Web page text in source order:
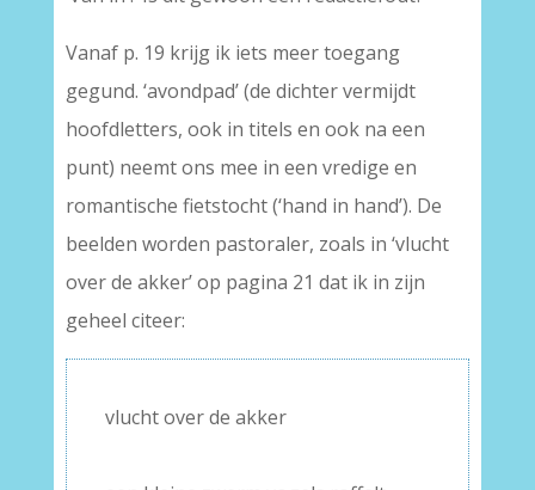
Vanaf p. 19 krijg ik iets meer toegang
gegund. ‘avondpad’ (de dichter vermijdt
hoofdletters, ook in titels en ook na een
punt) neemt ons mee in een vredige en
romantische fietstocht (‘hand in hand’). De
beelden worden pastoraler, zoals in ‘vlucht
over de akker’ op pagina 21 dat ik in zijn
geheel citeer:
vlucht over de akker